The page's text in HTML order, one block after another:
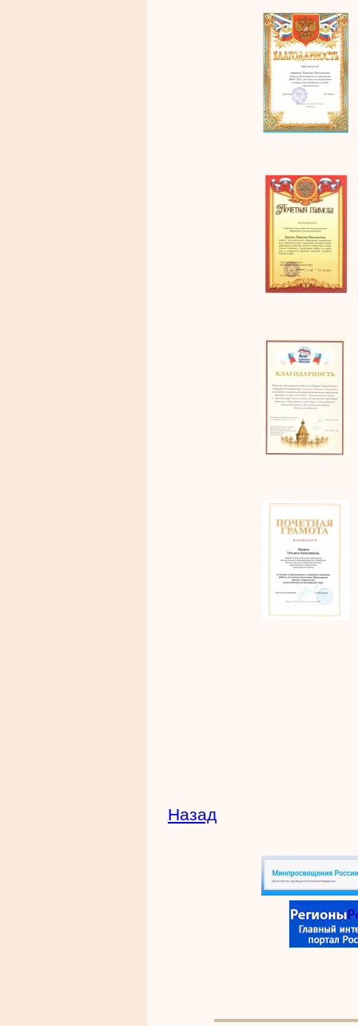
Назад